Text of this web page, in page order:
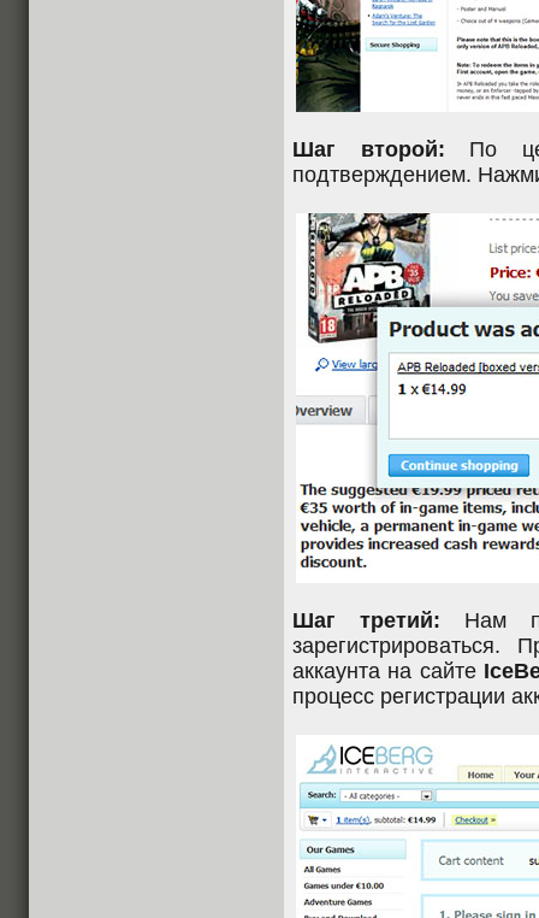
Шаг второй: По
подтверждением.
Шаг третий: Нам
аккаунта на сайте
процесс регистрации